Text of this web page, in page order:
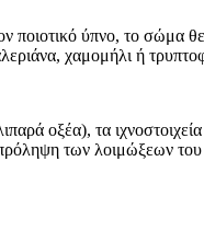
ύπνο, το σώμα
χαμομήλι ή
οξέα), τα
των λοιμώξεων του